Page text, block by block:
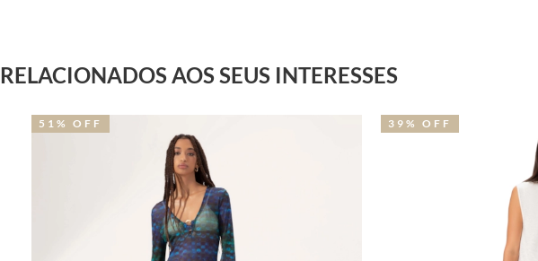
RELACIONADOS AOS SEUS INTERESSES
51% OFF 39% OFF